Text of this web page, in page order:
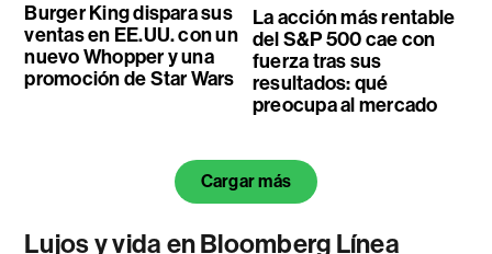
Burger King dispara sus
ventas en EE.UU. con un
nuevo Whopper y una
promoción de Star Wars
La acción más rentable
del S&P 500 cae con
fuerza tras sus
resultados: qué
preocupa al mercado
Cargar más
Lujos y vida en Bloomberg Línea